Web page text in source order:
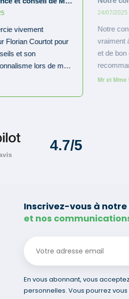
Inscrivez-vous à
et nos
En vous abonnant, vous
personnelles. Vous pourrez